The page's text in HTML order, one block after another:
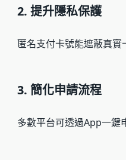
2. 提升隱私保護
匿名支付卡號能遮蔽真實
3. 簡化申請流程
多數平台可透過App一鍵